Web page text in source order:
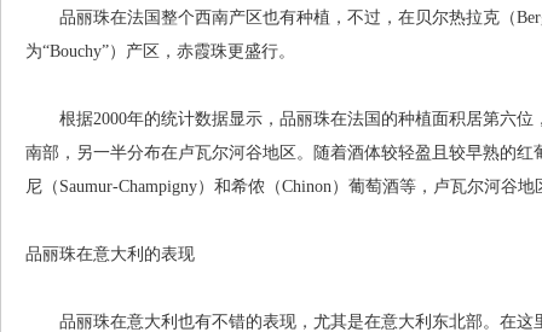
品丽珠在法国整个西南产区也有种植，不过，在贝尔热拉克（
为“Bouchy”）产区，赤霞珠更盛行。
根据2000年的统计数据显示，品丽珠在法国的种植面积居第六位
南部，另一半分布在卢瓦尔河谷地区。随着酒体较轻盈且较早熟的
尼（Saumur-Champigny）和希侬（Chinon）葡萄酒等，卢瓦尔河谷
品丽珠在意大利的表现
品丽珠在意大利也有不错的表现，尤其是在意大利东北部。在这